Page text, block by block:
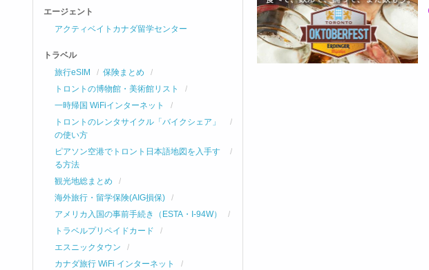
エージェント
アクティベイトカナダ留学センター
トラベル
旅行eSIM
保険まとめ
トロントの博物館・美術館リスト
一時帰国 WiFiインターネット
トロントのレンタサイクル「バイクシェア」
の使い方
ピアソン空港でトロント日本語地図を入手す
る方法
観光地総まとめ
海外旅行・留学保険(AIG損保)
アメリカ入国の事前手続き（ESTA・I-94W）
トラベルプリペイドカード
エスニックタウン
カナダ旅行 WiFi インターネット